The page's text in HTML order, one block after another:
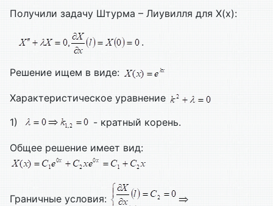
Получили задачу Штурма – Лиувилля для X(x):
.
Решение ищем в виде:
Характеристическое уравнение
1) - кратный корень.
Общее решение имеет вид:
Граничные условия: